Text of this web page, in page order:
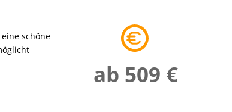
schöne
ab 509 €